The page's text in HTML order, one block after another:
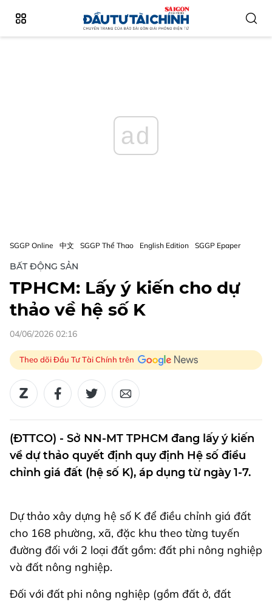
ad
SGGP Online 中文 SGGP Thể Thao English Edition SGGP Epaper
BẤT ĐỘNG SẢN
TPHCM: Lấy ý kiến cho dự
thảo về hệ số K
04/06/2026 02:16
Theo dõi Đầu Tư Tài Chính trên
(ĐTTCO) - Sở NN-MT TPHCM đang lấy ý kiến
về dự thảo quyết định quy định Hệ số điều
chỉnh giá đất (hệ số K), áp dụng từ ngày 1-7.
Dự thảo xây dựng hệ số K để điều chỉnh giá đất
cho 168 phường, xã, đặc khu theo từng tuyến
đường đối với 2 loại đất gồm: đất phi nông nghiệp
và đất nông nghiệp.
Đối với đất phi nông nghiệp (gồm đất ở, đất